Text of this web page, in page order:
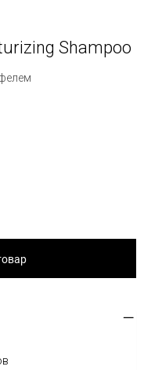
Shampoo